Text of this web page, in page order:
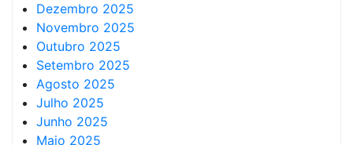
Dezembro 2025
Novembro 2025
Outubro 2025
Setembro 2025
Agosto 2025
Julho 2025
Junho 2025
Maio 2025